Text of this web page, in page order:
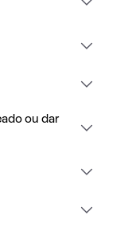
ou dar